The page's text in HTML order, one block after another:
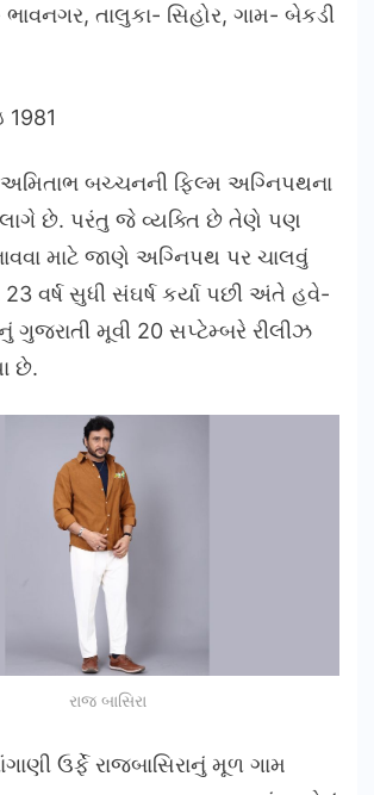
તાલુકા- સિહોર, ગામ- બેકડી
1981
બચ્ચનની ફિલ્મ અગ્નિપથના
લાગે છે. પરંતુ જે વ્યક્તિ છે તેણે પણ
માટે જાણે અગ્નિપથ પર ચાલવું
વર્ષ સુધી સંઘર્ષ કર્યા પછી અંતે હવે-
ગુજરાતી મૂવી 20 સપ્ટેમ્બરે રીલીઝ
છે.
રાજ બાસિરા
ઉર્ફે રાજબાસિરાનું મૂળ ગામ